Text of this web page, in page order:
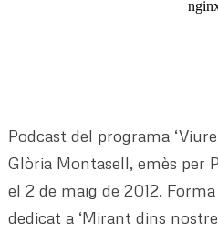
Podcast del programa ‘Viure
Glòria Montasell, emès per
el 2 de maig de 2012.
dedicat a ‘Mirant dins